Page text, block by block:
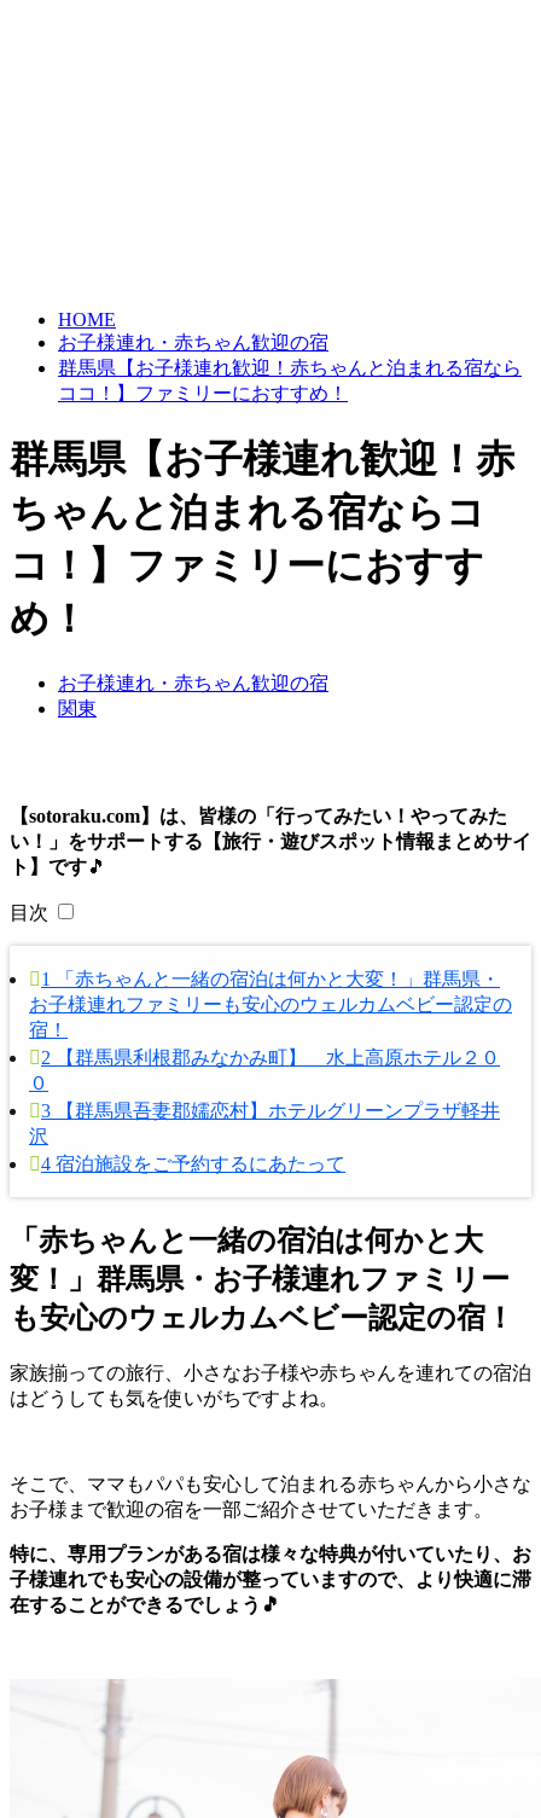
HOME
お子様連れ・赤ちゃん歓迎の宿
群馬県【お子様連れ歓迎！赤ちゃんと泊まれる宿なら
ココ！】ファミリーにおすすめ！
群馬県【お子様連れ歓迎！赤
ちゃんと泊まれる宿ならコ
コ！】ファミリーにおすす
め！
お子様連れ・赤ちゃん歓迎の宿
関東
【sotoraku.com】は、皆様の「行ってみたい！やってみた
い！」をサポートする【旅行・遊びスポット情報まとめサイ
ト】です🎵
目次
1
「赤ちゃんと一緒の宿泊は何かと大変！」群馬県・
お子様連れファミリーも安心のウェルカムベビー認定の
宿！
2 【群馬県利根郡みなかみ町】 水上高原ホテル２０
０
3 【群馬県吾妻郡嬬恋村】ホテルグリーンプラザ軽井
沢
4 宿泊施設をご予約するにあたって
「赤ちゃんと一緒の宿泊は何かと大
変！」群馬県・お子様連れファミリー
も安心のウェルカムベビー認定の宿！
家族揃っての旅行、小さなお子様や赤ちゃんを連れての宿泊
はどうしても気を使いがちですよね。
そこで、ママもパパも安心して泊まれる赤ちゃんから小さな
お子様まで歓迎の宿を一部ご紹介させていただきます。
特に、専用プランがある宿は様々な特典が付いていたり、お
子様連れでも安心の設備が整っていますので、より快適に滞
在することができるでしょう🎵